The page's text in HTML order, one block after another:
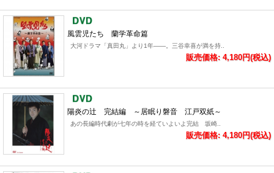
風雲児たち 蘭学革命篇
大河ドラマ「真田丸」より1年――。三谷幸喜が満を持..
販売価格: 4,180円(税込)
陽炎の辻 完結編 ～居眠り磐音 江戸双紙～
あの長編時代劇が七年の時を経ていよいよ完結 坂崎..
販売価格: 4,180円(税込)